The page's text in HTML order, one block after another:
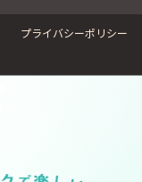
プライバシーポリシー